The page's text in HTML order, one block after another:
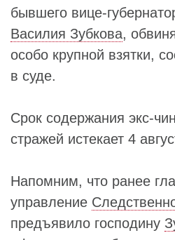
бывшего вице-
Василия Зубкова,
особо крупной взятки,
в суде.
Срок содержания экс-
стражей истекает 4
Напомним, что ранее
управление
предъявило господину